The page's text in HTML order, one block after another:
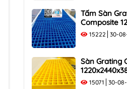
Tấm Sàn
Composite
15222 30-
Sàn Grating
Chịu Lực
15071 30-